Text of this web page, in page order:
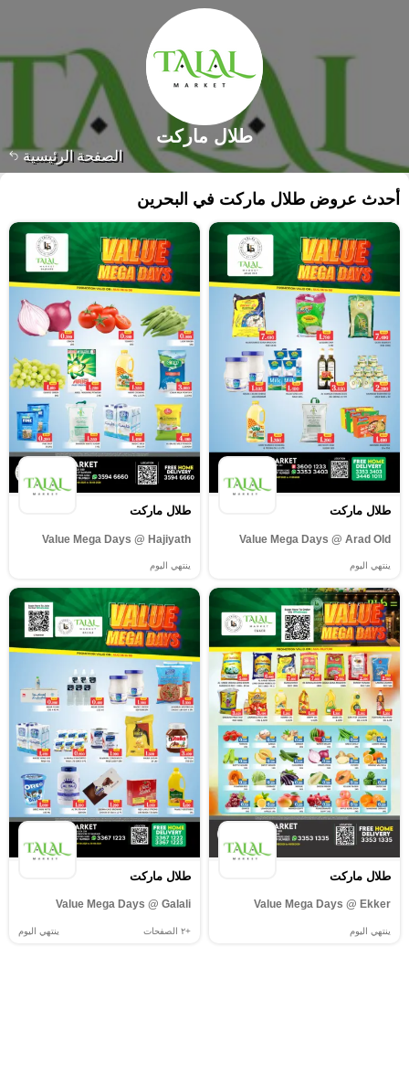
الصفحة الرئيسية
طلال ماركت
أحدث عروض طلال ماركت في البحرين
طلال ماركت
Value Mega Days @ Arad Old
ينتهي اليوم
طلال ماركت
Value Mega Days @ Hajiyath
ينتهي اليوم
طلال ماركت
Value Mega Days @ Ekker
ينتهي اليوم
طلال ماركت
Value Mega Days @ Galali
+٢ الصفحات ينتهي اليوم